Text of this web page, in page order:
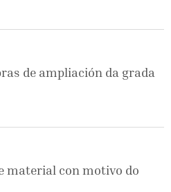
de ampliación da grada
material con motivo do